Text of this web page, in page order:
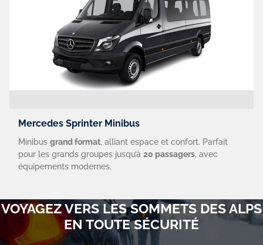
Mercedes Sprinter Minibus
Minibus grand format, alliant espace et confort. Parfait
pour les grands groupes jusqu’à 20 passagers, avec
équipements modernes.
VOYAGEZ VERS LES SOMMETS DES ALPS
EN TOUTE SÉCURITÉ